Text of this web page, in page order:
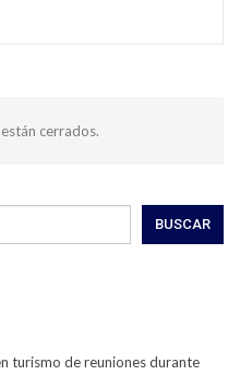
cerrados.
BUSCAR
turismo de reuniones durante